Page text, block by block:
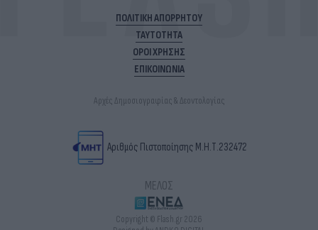
ΠΟΛΙΤΙΚΗ ΑΠΟΡΡΗΤΟΥ
ΤΑΥΤΟΤΗΤΑ
ΟΡΟΙ ΧΡΗΣΗΣ
ΕΠΙΚΟΙΝΩΝΙΑ
Αρχές Δημοσιογραφίας & Δεοντολογίας
Αριθμός Πιστοποίησης Μ.Η.Τ.232472
ΜΕΛΟΣ
Copyright © Flash.gr 2026